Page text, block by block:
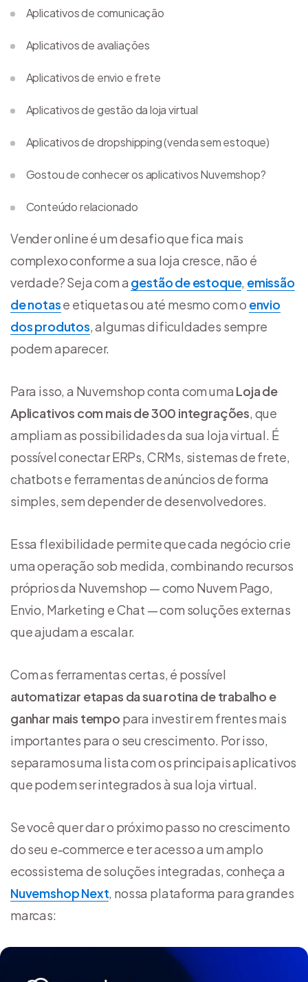
Vender online é um desafio que fica mais
complexo conforme a sua loja cresce, não é
verdade? Seja com a gestão de estoque, emissão
de notase etiquetas ou até mesmo com o envio
dos produtos, algumas dificuldades sempre
podem aparecer.
Para isso, a Nuvemshop conta com uma Loja de
Aplicativos com mais de 300 integrações, que
ampliam as possibilidades da sua loja virtual. É
possível conectar ERPs, CRMs, sistemas de frete,
chatbots e ferramentas de anúncios de forma
simples, sem depender de desenvolvedores.
Essa flexibilidade permite que cada negócio crie
uma operação sob medida, combinando recursos
próprios da Nuvemshop — como Nuvem Pago,
Envio, Marketing e Chat — com soluções externas
que ajudam a escalar.
Com as ferramentas certas, é possível
automatizar etapas da sua rotina de trabalho e
ganhar mais tempo para investir em frentes mais
importantes para o seu crescimento. Por isso,
separamos uma lista com os principais aplicativos
que podem ser integrados à sua loja virtual.
Se você quer dar o próximo passo no crescimento
do seu e-commerce e ter acesso a um amplo
ecossistema de soluções integradas, conheça a
Nuvemshop Next, nossa plataforma para grandes
marcas:
Aplicativos de comunicação
Aplicativos de avaliações
Aplicativos de envio e frete
Aplicativos de gestão da loja virtual
Aplicativos de dropshipping (venda sem estoque)
Gostou de conhecer os aplicativos Nuvemshop?
Conteúdo relacionado